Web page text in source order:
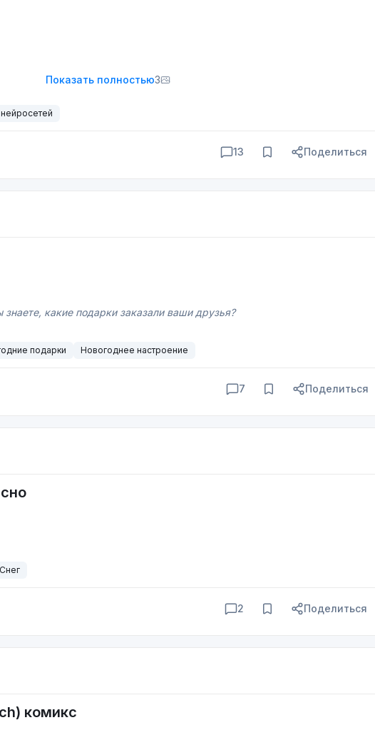
в таинственную страну —
Показать полностью3
13 Поделиться
знаете, какие подарки заказали ваши друзья?
подарки Новогоднее настроение
7 Поделиться
Снег
2 Поделиться
комикс